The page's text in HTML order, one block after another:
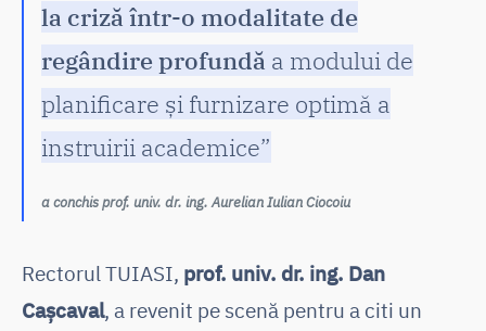
la criză într-o modalitate de
regândire profundă a modului de
planificare și furnizare optimă a
instruirii academice”
a conchis prof. univ. dr. ing. Aurelian Iulian Ciocoiu
Rectorul TUIASI, prof. univ. dr. ing. Dan
Cașcaval, a revenit pe scenă pentru a citi un